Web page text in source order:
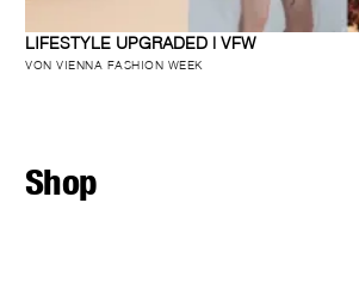
LIFESTYLE UPGRADED | VFW
VON VIENNA FASHION WEEK
Shop